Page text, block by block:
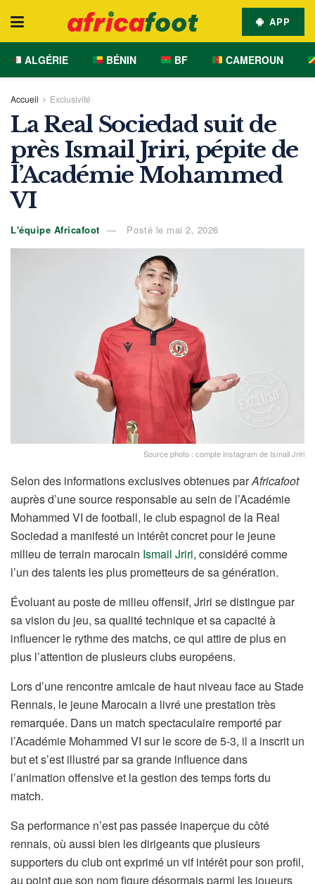
APP
ALGÉRIE BÉNIN BF CAMEROUN
Accueil Exclusivité
La Real Sociedad suit de
près Ismail Jriri, pépite de
l’Académie Mohammed
VI
L'équipe Africafoot Posté le mai 2, 2026
Source photo : compte Instagram de Ismail Jriri
Selon des informations exclusives obtenues parAfricafoot
auprès d’une source responsable au sein de l’Académie
Mohammed VI de football, le club espagnol de la Real
Sociedad a manifesté un intérêt concret pour le jeune
milieu de terrain marocain Ismail Jriri, considéré comme
l’un des talents les plus prometteurs de sa génération.
Évoluant au poste de milieu offensif, Jriri se distingue par
sa vision du jeu, sa qualité technique et sa capacité à
influencer le rythme des matchs, ce qui attire de plus en
plus l’attention de plusieurs clubs européens.
Lors d’une rencontre amicale de haut niveau face au Stade
Rennais, le jeune Marocain a livré une prestation très
remarquée. Dans un match spectaculaire remporté par
l’Académie Mohammed VI sur le score de 5-3, il a inscrit un
but et s’est illustré par sa grande influence dans
l’animation offensive et la gestion des temps forts du
match.
Sa performance n’est pas passée inaperçue du côté
rennais, où aussi bien les dirigeants que plusieurs
supporters du club ont exprimé un vif intérêt pour son profil,
au point que son nom figure désormais parmi les joueurs